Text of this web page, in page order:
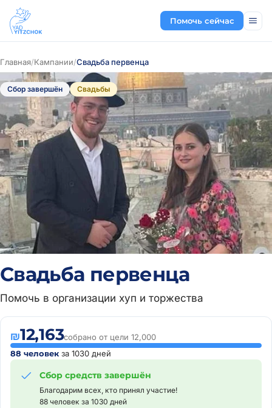
Помочь сейчас
Главная/Кампании/Свадьба первенца
Свадьба первенца
Помочь в организации хуп и торжества
Сбор завершён Свадьбы
₪12,163собрано от цели 12,000
88 человек за 1030 дней
Сбор средств завершён
Благодарим всех, кто принял участие!
88 человек за 1030 дней